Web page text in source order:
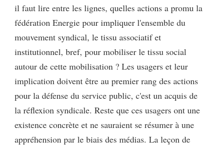
il faut lire entre les lignes, quelles actions a promu la
fédération Energie pour impliquer l'ensemble du
mouvement syndical, le tissu associatif et
institutionnel, bref, pour mobiliser le tissu social
autour de cette mobilisation ? Les usagers et leur
implication doivent être au premier rang des actions
pour la défense du service public, c'est un acquis de
la réflexion syndicale. Reste que ces usagers ont une
existence concrète et ne sauraient se résumer à une
appréhension par le biais des médias. La leçon de